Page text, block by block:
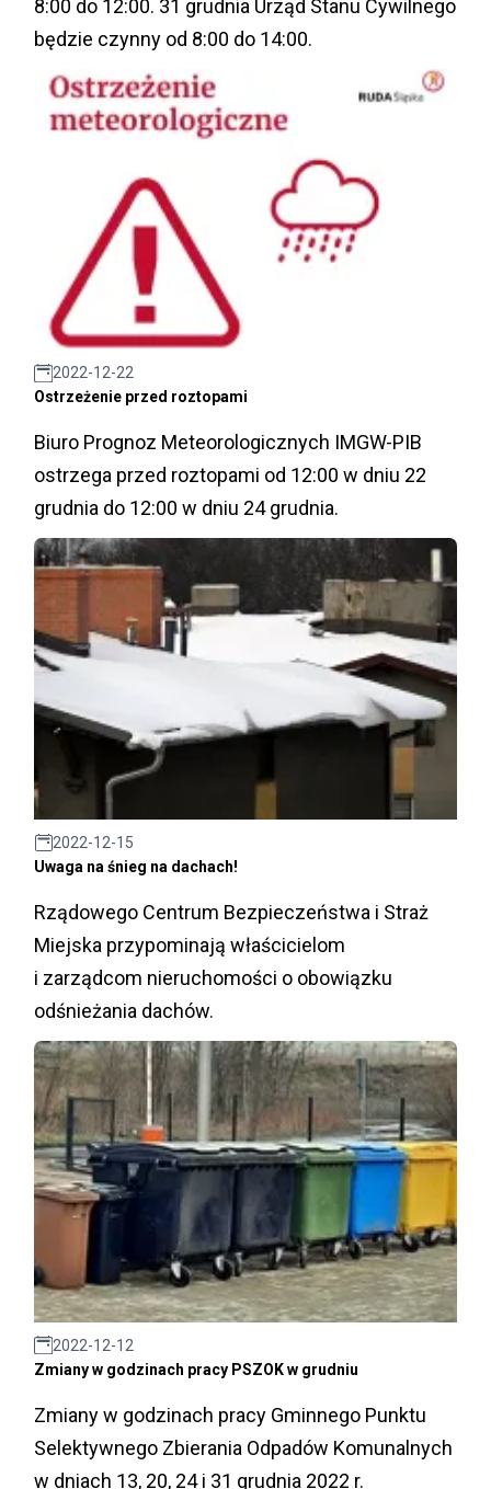
8:00 do 12:00. 31 grudnia Urząd Stanu Cywilnego
będzie czynny od 8:00 do 14:00.
2022-12-22
Ostrzeżenie przed roztopami
Biuro Prognoz Meteorologicznych IMGW-PIB
ostrzega przed roztopami od 12:00 w dniu 22
grudnia do 12:00 w dniu 24 grudnia.
2022-12-15
Uwaga na śnieg na dachach!
Rządowego Centrum Bezpieczeństwa i Straż
Miejska przypominają właścicielom
i zarządcom nieruchomości o obowiązku
odśnieżania dachów.
2022-12-12
Zmiany w godzinach pracy PSZOK w grudniu
Zmiany w godzinach pracy Gminnego Punktu
Selektywnego Zbierania Odpadów Komunalnych
w dniach 13, 20, 24 i 31 grudnia 2022 r.